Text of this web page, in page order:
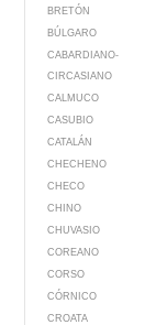
BRETÓN
BÚLGARO
CABARDIANO-
CIRCASIANO
CALMUCO
CASUBIO
CATALÁN
CHECHENO
CHECO
CHINO
CHUVASIO
COREANO
CORSO
CÓRNICO
CROATA